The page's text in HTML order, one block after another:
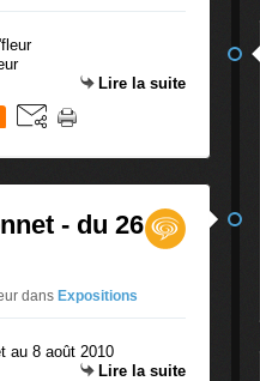
Lire la suite
- du 26
dans Expositions
Lire la suite